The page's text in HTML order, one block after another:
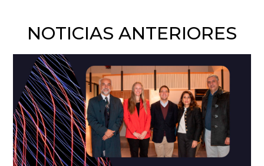
NOTICIAS ANTERIORES